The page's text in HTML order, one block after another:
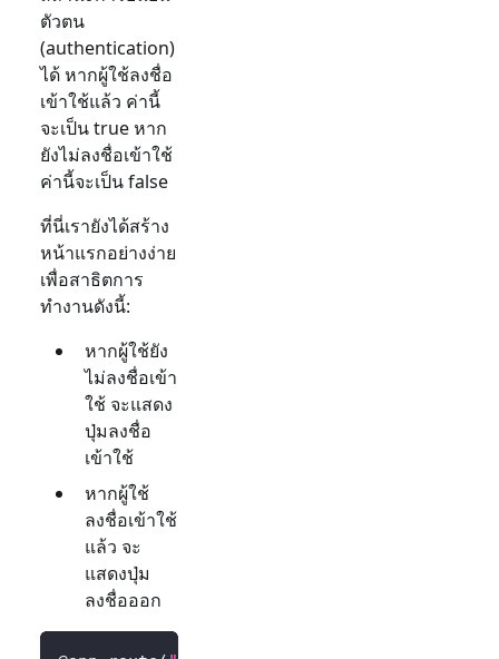
ตัวตน
(authentication)
ได้ หากผู้ใช้ลงชื่อ
เข้าใช้แล้ว ค่านี้
จะเป็น true หาก
ยังไม่ลงชื่อเข้าใช้
ค่านี้จะเป็น false
ที่นี่เรายังได้สร้าง
หน้าแรกอย่างง่าย
เพื่อสาธิตการ
ทำงานดังนี้:
หากผู้ใช้ยัง
ไม่ลงชื่อเข้า
ใช้ จะแสดง
ปุ่มลงชื่อ
เข้าใช้
หากผู้ใช้
ลงชื่อเข้าใช้
แล้ว จะ
แสดงปุ่ม
ลงชื่อออก